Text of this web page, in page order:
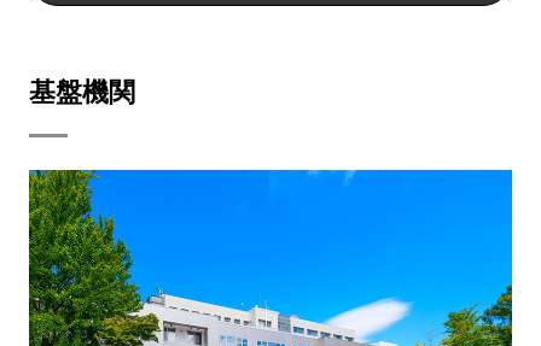
基盤機関